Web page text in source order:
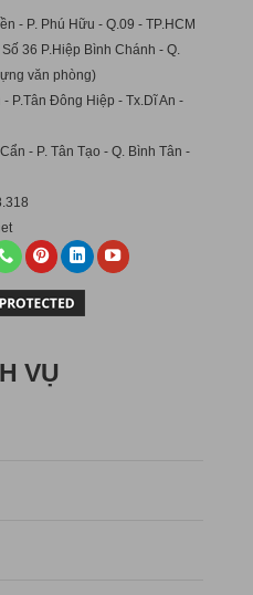
- P. Phú Hữu - Q.09 - TP.HCM
36 P.Hiệp Bình Chánh - Q.
văn phòng)
- P.Tân Đông Hiệp - Tx.Dĩ An -
- P. Tân Tạo - Q. Bình Tân -
VỤ